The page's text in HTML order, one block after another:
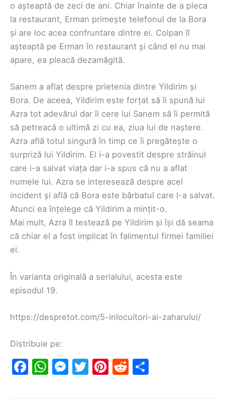
o așteaptă de zeci de ani. Chiar înainte de a pleca
la restaurant, Erman primește telefonul de la Bora
și are loc acea confruntare dintre ei. Colpan îl
așteaptă pe Erman în restaurant și când el nu mai
apare, ea pleacă dezamăgită.
Sanem a aflat despre prietenia dintre Yildirim și
Bora. De aceea, Yildirim este forțat să îi spună lui
Azra tot adevărul dar îi cere lui Sanem să îi permită
să petreacă o ultimă zi cu ea, ziua lui de naștere.
Azra află totul singură în timp ce îi pregătește o
surpriză lui Yildirim. El i-a povestit despre străinul
care i-a salvat viața dar i-a spus că nu a aflat
numele lui. Azra se interesează despre acel
incident și află că Bora este bărbatul care l-a salvat.
Atunci ea înțelege că Yildirim a mințit-o.
Mai mult, Azra îl testează pe Yildirim și își dă seama
că chiar el a fost implicat în falimentul firmei familiei
ei.
În varianta originală a serialului, acesta este
episodul 19.
https://despretot.com/5-inlocuitori-ai-zaharului/
Distribuie pe:
F
c
W
at
M
s
T
itt
Pi
er
R
d ar